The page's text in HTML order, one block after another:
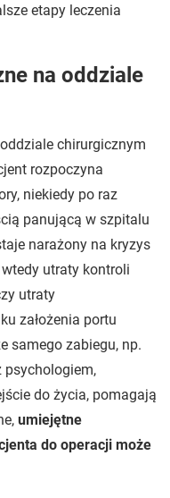
etapy leczenia
na oddziale
chirurgicznym
rozpoczyna
niekiedy po raz
panującą w szpitalu
narażony na kryzys
utraty kontroli
utraty
założenia portu
samego zabiegu, np.
psychologiem,
do życia, pomagają
umiejętne
do operacji może